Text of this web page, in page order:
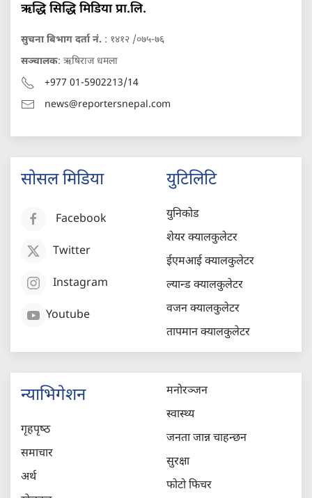
ऋद्धि सिद्धि मिडिया प्रा.लि.
सुचना बिभाग दर्ता नं. : १४१२ /०७५-७६
सञ्चालक: ऋषिराज धमला
+977 01-5902213/14
news@reportersnepal.com
सोसल मिडिया
Facebook
Twitter
Instagram
Youtube
युटिलिटि
युनिकोड
शेयर क्यालकुलेटर
ईएमआई क्यालकुलेटर
ल्यान्ड क्यालकुलेटर
वजन क्यालकुलेटर
तापमान क्यालकुलेटर
न्याभिगेशन
गृहपृष्‍ठ
समाचार
अर्थ
मनोरञ्जन
स्वास्थ्य
जनता जान्न चाहन्छन
सुरक्षा
फोटो फिचर